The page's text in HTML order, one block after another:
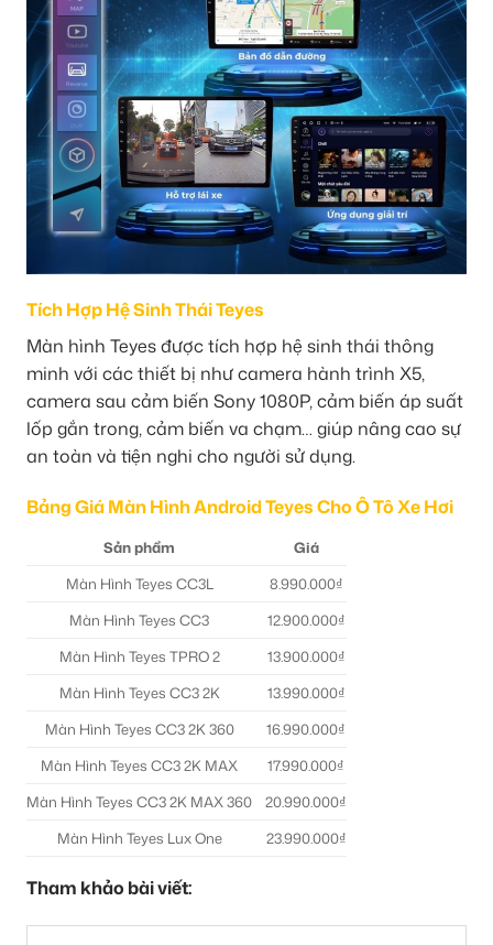
Tích Hợp Hệ Sinh Thái Teyes
Màn hình Teyes được tích hợp hệ sinh thái thông
minh với các thiết bị như camera hành trình X5,
camera sau cảm biến Sony 1080P, cảm biến áp suất
lốp gắn trong, cảm biến va chạm… giúp nâng cao sự
an toàn và tiện nghi cho người sử dụng.
Bảng Giá Màn Hình Android Teyes Cho Ô Tô Xe Hơi
Sản phẩm
Giá
Màn Hình Teyes CC3L
8.990.000₫
Màn Hình Teyes CC3
12.900.000₫
Màn Hình Teyes TPRO 2
13.900.000₫
Màn Hình Teyes CC3 2K
13.990.000₫
Màn Hình Teyes CC3 2K 360
16.990.000₫
Màn Hình Teyes CC3 2K MAX
17.990.000₫
Màn Hình Teyes CC3 2K MAX 360
20.990.000₫
Màn Hình Teyes Lux One
23.990.000₫
Tham khảo bài viết: